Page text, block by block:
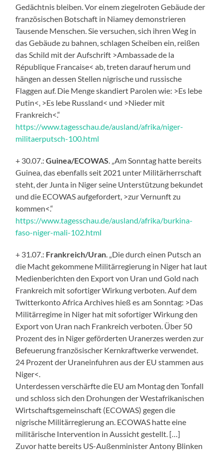
Gedächtnis bleiben. Vor einem ziegelroten Gebäude der
französischen Botschaft in Niamey demonstrieren
Tausende Menschen. Sie versuchen, sich ihren Weg in
das Gebäude zu bahnen, schlagen Scheiben ein, reißen
das Schild mit der Aufschrift >Ambassade de la
République Francaise< ab, treten darauf herum und
hängen an dessen Stellen nigrische und russische
Flaggen auf. Die Menge skandiert Parolen wie: >Es lebe
Putin<, >Es lebe Russland< und >Nieder mit
Frankreich<.“
https://www.tagesschau.de/ausland/afrika/niger-
militaerputsch-100.html
+ 30.07.: Guinea/ECOWAS . „Am Sonntag hatte bereits
Guinea, das ebenfalls seit 2021 unter Militärherrschaft
steht, der Junta in Niger seine Unterstützung bekundet
und die ECOWAS aufgefordert, >zur Vernunft zu
kommen<.“
https://www.tagesschau.de/ausland/afrika/burkina-
faso-niger-mali-102.html
+ 31.07.: Frankreich/Uran . „Die durch einen Putsch an
die Macht gekommene Militärregierung in Niger hat laut
Medienberichten den Export von Uran und Gold nach
Frankreich mit sofortiger Wirkung verboten. Auf dem
Twitterkonto Africa Archives hieß es am Sonntag: >Das
Militärregime in Niger hat mit sofortiger Wirkung den
Export von Uran nach Frankreich verboten. Über 50
Prozent des in Niger geförderten Uranerzes werden zur
Befeuerung französischer Kernkraftwerke verwendet.
24 Prozent der Uraneinfuhren aus der EU stammen aus
Niger<.
Unterdessen verschärfte die EU am Montag den Tonfall
und schloss sich den Drohungen der Westafrikanischen
Wirtschaftsgemeinschaft (ECOWAS) gegen die
nigrische Militärregierung an. ECOWAS hatte eine
militärische Intervention in Aussicht gestellt. […]
Zuvor hatte bereits US-Außenminister Antony Blinken